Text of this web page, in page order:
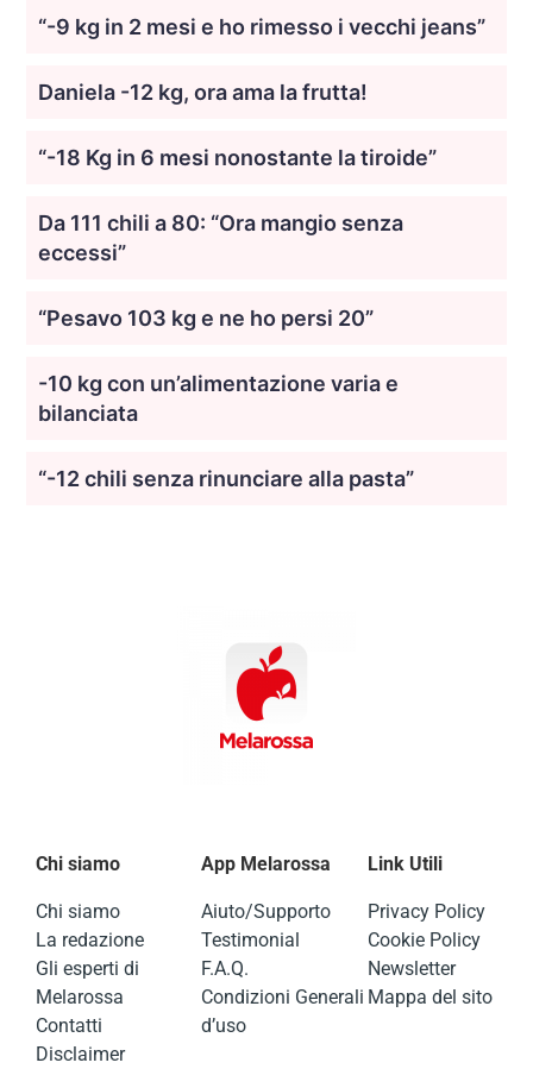
“-9 kg in 2 mesi e ho rimesso i vecchi jeans”
Daniela -12 kg, ora ama la frutta!
“-18 Kg in 6 mesi nonostante la tiroide”
Da 111 chili a 80: “Ora mangio senza
eccessi”
“Pesavo 103 kg e ne ho persi 20”
-10 kg con un’alimentazione varia e
bilanciata
“-12 chili senza rinunciare alla pasta”
Chi siamo
Chi siamo
La redazione
Gli esperti di
Melarossa
Contatti
Disclaimer
App Melarossa
Aiuto/Supporto
Testimonial
F.A.Q.
Condizioni Generali
d’uso
Link Utili
Privacy Policy
Cookie Policy
Newsletter
Mappa del sito